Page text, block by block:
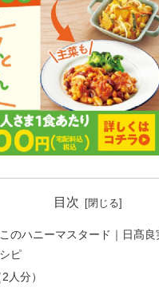
目次
のハニーマスタード｜日髙
ピ
人分）